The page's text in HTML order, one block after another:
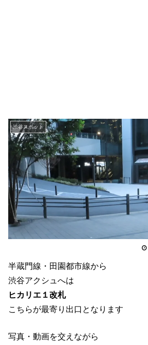
渋谷スポット
半蔵門線・田園都市線から
渋谷アクシュへは
ヒカリエ１改札
こちらが最寄り出口となります
写真・動画を交えながら